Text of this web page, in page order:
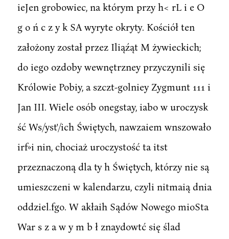
ieJen grobowiec, na którym przy h< rL i e O
g o ń c z y k SA wyryte okryty. Kościół ten
założony został przez Iliąźąt M żywieckich;
do iego ozdoby wewnętrzney przyczynili się
Królowie Pobiy, a szczt-golniey Zygmunt 111 i
Jan III. Wiele osób onegstay, iabo w uroczysk
ść Ws/yst'/ich Świętych, nawzaiem wnszowało
irf»i nin, chociaż uroczystość ta itst
przeznaczoną dla ty h Świętych, którzy nie są
umieszczeni w kalendarzu, czyli nitmaią dnia
oddziel.fgo. W akłaih Sądów Nowego mioSta
War s z a w y m b ł znaydowtć się ślad